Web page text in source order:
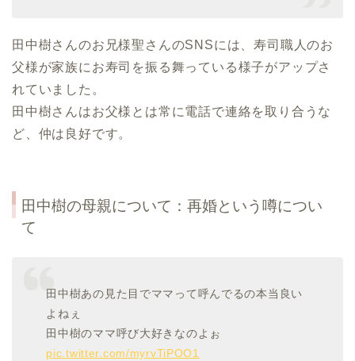
田中樹さんのお兄様聖さんのSNSには、寿司職人のお
父様が家族にお寿司を振る舞っている様子がアップさ
れていました。
田中樹さんはお父様とは常に電話で連絡を取り合うな
ど、仲は良好です。
田中樹の母親について：再婚という噂につい
て
田中樹あの見た目でママって呼んでるの本当良い
よねぇ
田中樹のママ呼び大好きなのよぉ
pic.twitter.com/myrvTiPOO1